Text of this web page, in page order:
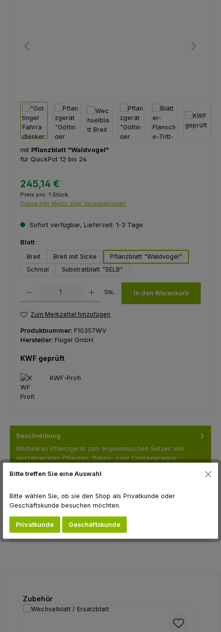
mit Pflanzblatt "Waldvogel"
für QuickPot 12 bis 24
245,14 €
Preis pro: 1 Stück
Preise inkl. MwSt. zzgl. Versandkosten
Sofort verfügbar, Lieferzeit: 1-3 Tage
Blattauswählen
Breit
Breit mit Sicke
Pflanzblatt "Waldvogel"
Schmal
Substratblatt "SELB"
Stk. In den Warenkorb
Zum Merkzettel hinzufügen
Produktnummer: F10357WV
Hersteller: Flügel GmbH
KWF geprüft
KWF-Profi
Beschreibung
Modulares Pflanzgerät zum ergonomischen Setzen von
wurzelnackten Pflanzen, Ballen- oder Containerware. -
Hersteller
Produktgalerie überspringen
Zubehör
Bitte treffen Sie eine Auswahl
Bitte wählen Sie, ob sie den Shop als Privatkunde oder
Geschäftskunde besuchen möchten.
Privatkunde Geschäftskunde